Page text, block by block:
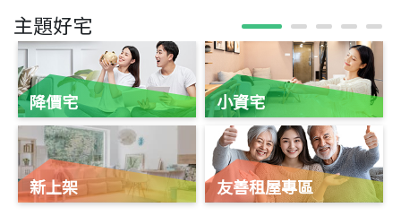
主題好宅
降價宅
新上架
小資宅
友善租屋專區